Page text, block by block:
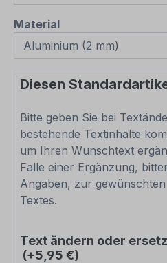
Materialauswählen
Diesen
Bitte geben Sie bei
bestehende Textinhalte
um Ihren Wunschtext
Falle einer Ergänzung,
Angaben, zur
Textes.
Text ändern oder
(+5,95 €)